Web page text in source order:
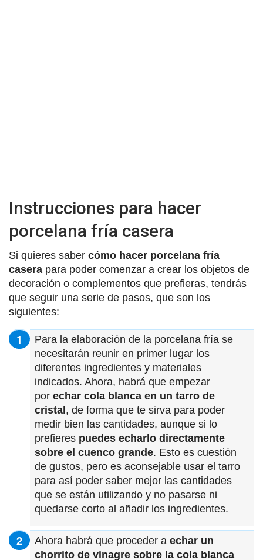
Instrucciones para hacer
porcelana fría casera
Si quieres saber cómo hacer porcelana fría
casera para poder comenzar a crear los objetos de
decoración o complementos que prefieras, tendrás
que seguir una serie de pasos, que son los
siguientes:
Para la elaboración de la porcelana fría se
necesitarán reunir en primer lugar los
diferentes ingredientes y materiales
indicados. Ahora, habrá que empezar
por echar cola blanca en un tarro de
cristal , de forma que te sirva para poder
medir bien las cantidades, aunque si lo
prefieres puedes echarlo directamente
sobre el cuenco grande. Esto es cuestión
de gustos, pero es aconsejable usar el tarro
para así poder saber mejor las cantidades
que se están utilizando y no pasarse ni
quedarse corto al añadir los ingredientes.
Ahora habrá que proceder a echar un
chorrito de vinagre sobre la cola blanca